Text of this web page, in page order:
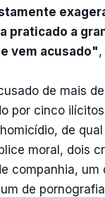
praticado a
vem acusado",
de mais
por cinco
de
moral, dois
companhia, um
de